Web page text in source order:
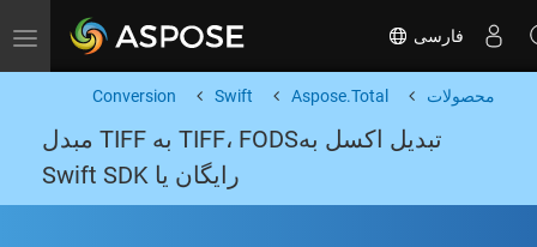
Toggle navigation فارسی
محصولات Aspose.Total
Swift
Conversion
تبدیل اکسل بهTIFF، FODS به TIFF مبدل
رایگان یا Swift SDK